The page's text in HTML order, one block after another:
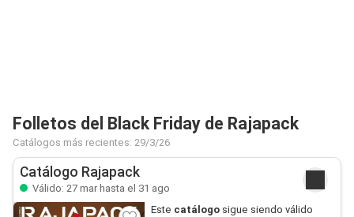
Folletos del Black Friday de Rajapack
Catálogos más recientes: 29/3/26
Catálogo Rajapack
Válido: 27 mar hasta el 31 ago
Este catálogosigue siendo válido